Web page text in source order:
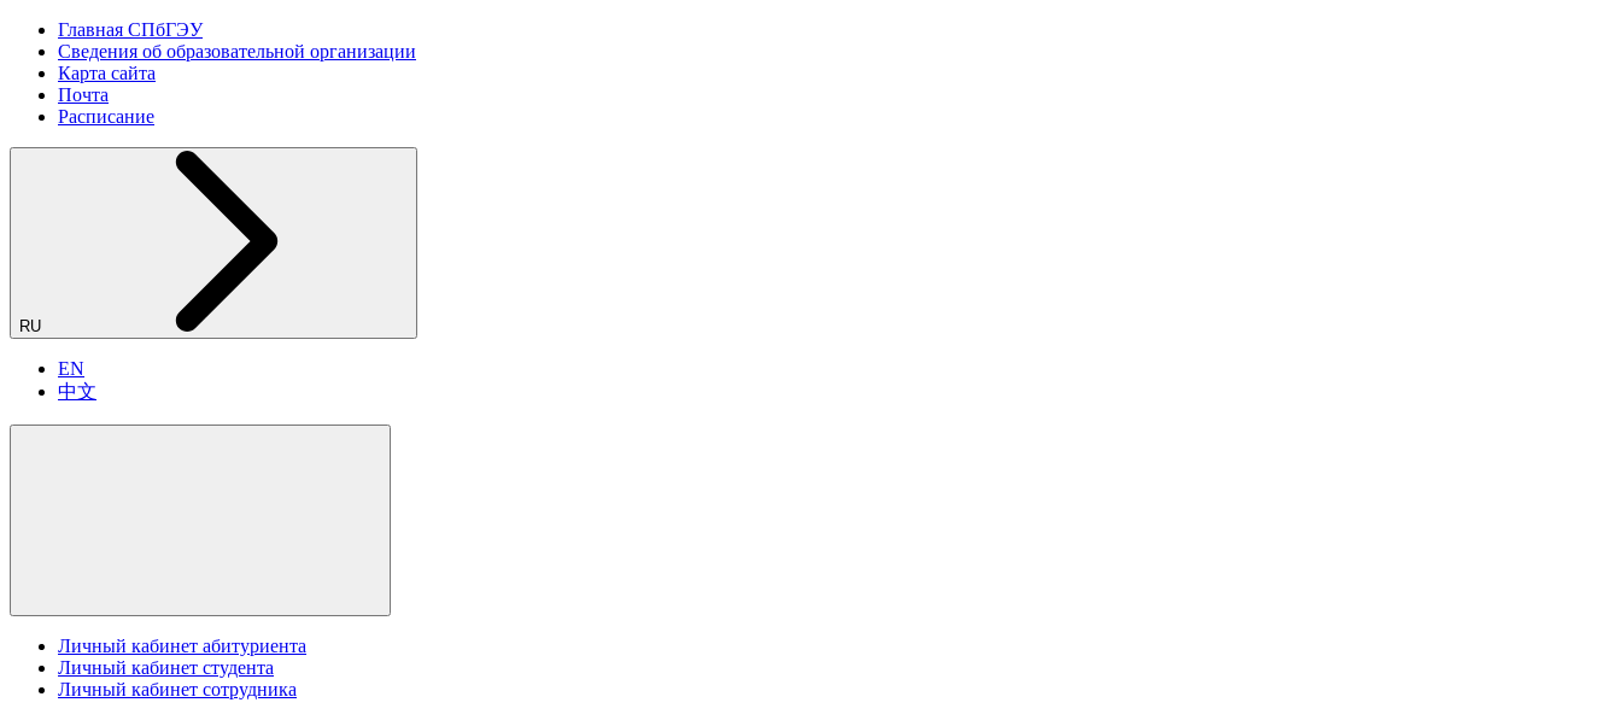
Главная СПбГЭУ
Сведения об образовательной организации
Карта сайта
Почта
Расписание
RU
EN
中文
Личный кабинет абитуриента
Личный кабинет студента
Личный кабинет сотрудника